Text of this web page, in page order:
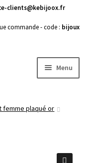
clients@kebijoox.fr
commande - code : bijoux
Menu
femme plaqué or